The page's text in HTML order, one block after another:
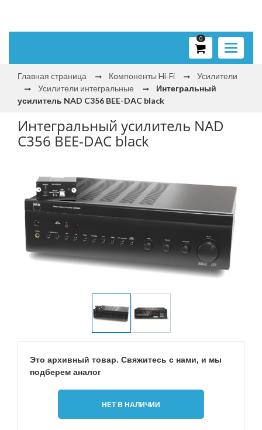
Toggle
0
Главная страница Компоненты Hi‑Fi
Усилители
Усилители интегральные
Интегральный
усилитель NAD C356 BEE-DAC black
Интегральный усилитель NAD
C356 BEE-DAC black
Это архивный товар. Свяжитесь с нами, и мы
подберем аналог
НЕТ В НАЛИЧИИ